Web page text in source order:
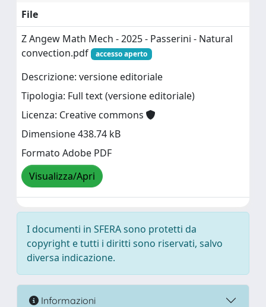
File
Z Angew Math Mech - 2025 - Passerini - Natural
convection.pdf
accesso aperto
Descrizione: versione editoriale
Tipologia: Full text (versione editoriale)
Licenza: Creative commons
Dimensione 438.74 kB
Formato Adobe PDF
Visualizza/Apri
I documenti in SFERA sono protetti da
copyright e tutti i diritti sono riservati, salvo
diversa indicazione.
Informazioni